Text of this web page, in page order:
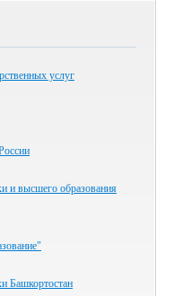
услуг
и высшего образования
Башкортостан